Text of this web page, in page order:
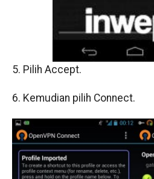
5. Pilih Accept.
6. Kemudian pilih Connect.